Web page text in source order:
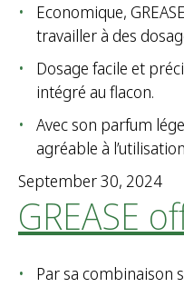
Economique,
travailler à des
Dosage facile et
intégré au flacon.
Avec son parfum
agréable à
September 30, 2024
GREASE
Par sa combinaison